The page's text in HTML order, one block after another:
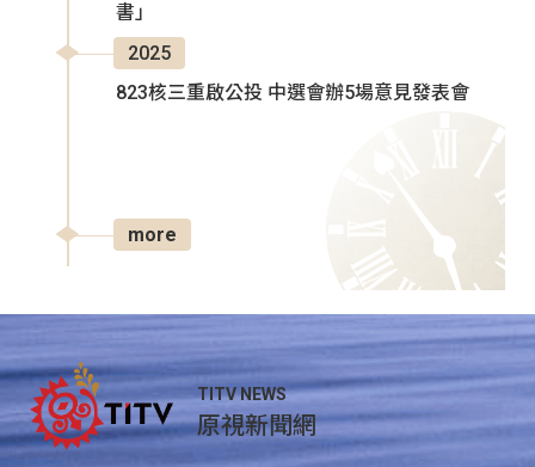
書」
2025
823核三重啟公投 中選會辦5場意見發表會
more
TITV NEWS
原視新聞網